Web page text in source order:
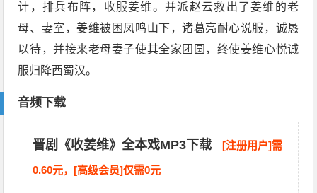
计，排兵布阵，收服姜维。并派赵云救出了姜维的老
母、妻室，姜维被困凤鸣山下，诸葛亮耐心说服，诚恳
以待，并接来老母妻子使其全家团圆，终使姜维心悦诚
服归降西蜀汉。
音频下载
晋剧《收姜维》全本戏MP3下载 [注册用户]需
0.60元，[高级会员]仅需0元